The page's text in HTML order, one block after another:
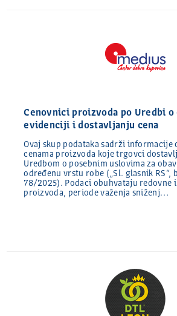
Cenovnici proizvoda po Uredbi o
evidenciji i dostavljanju cena
Ovaj skup podataka sadrži informacije
cenama proizvoda koje trgovci
Uredbom o posebnim uslovima za
određenu vrstu robe („Sl. glasnik RS“,
78/2025). Podaci obuhvataju redovne i
proizvoda, periode važenja sniženj…